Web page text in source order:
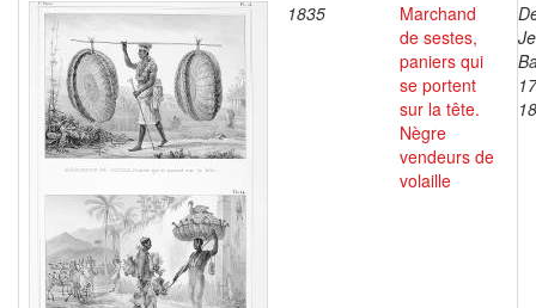
1835
Marchand
de sestes,
paniers qui
se portent
sur la tête.
Nègre
vendeurs de
volaille